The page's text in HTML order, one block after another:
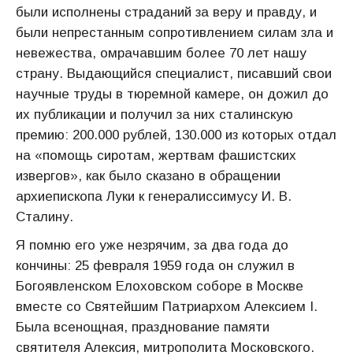
были исполнены страданий за веру и правду, и
были непрестанным сопротивлением силам зла и
невежества, омрачавшим более 70 лет нашу
страну. Выдающийся специалист, писавший свои
научные труды в тюремной камере, он дожил до
их публикации и получил за них сталинскую
премию: 200.000 рублей, 130.000 из которых отдал
на «помощь сиротам, жертвам фашистских
извергов», как было сказано в обращении
архиепископа Луки к генералиссимусу И. В.
Сталину.
Я помню его уже незрячим, за два года до
кончины: 25 февраля 1959 года он служил в
Богоявленском Елоховском соборе в Москве
вместе со Святейшим Патриархом Алексием I.
Была всенощная, празднование памяти
святителя Алексия, митрополита Московского.